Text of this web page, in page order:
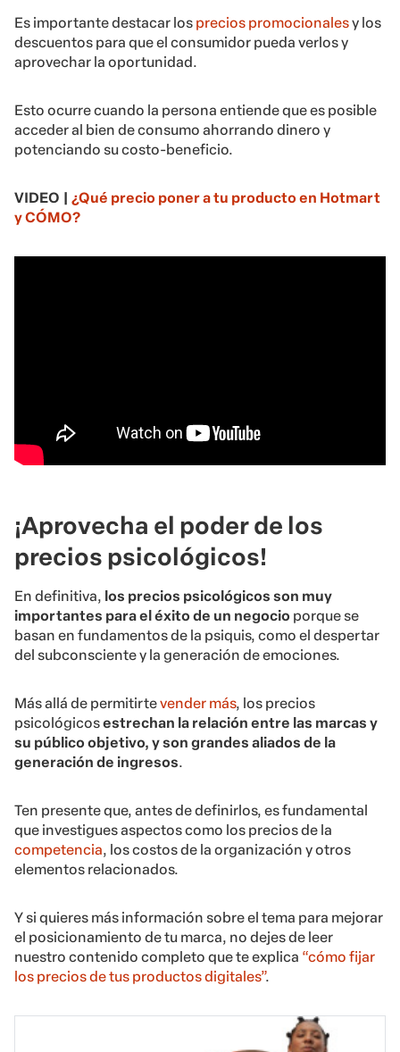
Es importante destacar los precios promocionalesy los
descuentos para que el consumidor pueda verlos y
aprovechar la oportunidad.
Esto ocurre cuando la persona entiende que es posible
acceder al bien de consumo ahorrando dinero y
potenciando su costo-beneficio.
VIDEO | ¿Qué precio poner a tu producto en Hotmart
y CÓMO?
¡Aprovecha el poder de los
precios psicológicos!
En definitiva, los precios psicológicos son muy
importantes para el éxito de un negocio porque se
basan en fundamentos de la psiquis, como el despertar
del subconsciente y la generación de emociones.
Más allá de permitirtevender más, los precios
psicológicosestrechan la relación entre las marcas y
su público objetivo, y son grandes aliados de la
generación de ingresos.
Ten presente que, antes de definirlos, es fundamental
que investigues aspectos como los precios de la
competencia, los costos de la organización y otros
elementos relacionados.
Y si quieres más información sobre el tema para mejorar
el posicionamiento de tu marca, no dejes de leer
nuestro contenido completo que te explica “cómo fijar
los precios de tus productos digitales”.